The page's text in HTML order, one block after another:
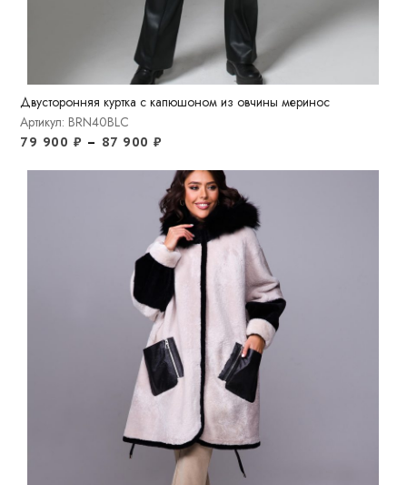
Двусторонняя куртка c капюшоном из овчины меринос
Артикул: BRN40BLC
79 900 ₽ – 87 900₽